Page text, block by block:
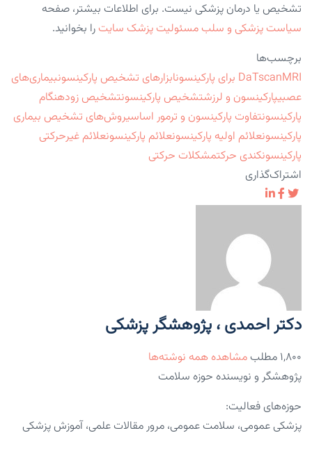
تشخیص یا درمان پزشکی نیست. برای اطلاعات بیشتر، صفحه
سیاست پزشکی و سلب مسئولیت پزشک سایت را بخوانید.
برچسب‌ها
DaTscanMRI برای پارکینسون ابزارهای تشخیص پارکینسونبیماری‌های
عصبیپارکینسون و لرزشتشخیص پارکینسونتشخیص زودهنگام
پارکینسونتفاوت پارکینسون و ترمور اساسیروش‌های تشخیص بیماری
پارکینسونعلائم اولیه پارکینسونعلائم پارکینسونعلائم غیرحرکتی
پارکینسونکندی حرکتمشکلات حرکتی
اشتراک‌گذاری
دکتر احمدی ، پژوهشگر پزشکی
۱,۸۰۰ مطلب
مشاهده همه نوشته‌ها
پژوهشگر و نویسنده حوزه سلامت
حوزه‌های فعالیت:
پزشکی عمومی، سلامت عمومی، مرور مقالات علمی، آموزش پزشکی